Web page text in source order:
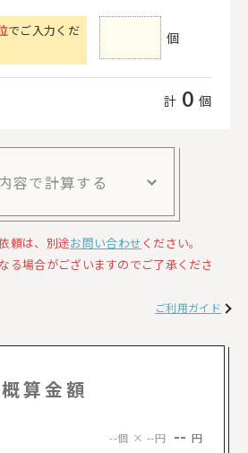
でご入力くだ
個
計 0 個
容で計算する
頼は、別途お問い合わせください。
る場合がございますのでご了承くださ
ご利用ガイド
概算金額
--個 × --円 -- 円